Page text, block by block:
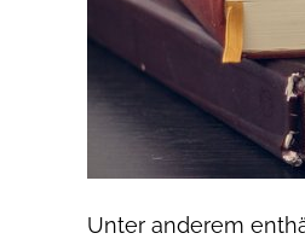
Unter anderem